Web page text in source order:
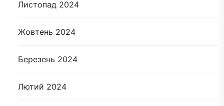
Листопад 2024
Жовтень 2024
Березень 2024
Лютий 2024